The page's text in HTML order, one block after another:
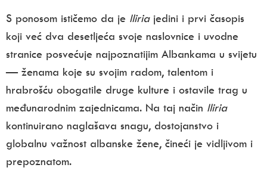
S ponosom ističemo da je Iliriajedini i prvi časopis
koji već dva desetljeća svoje naslovnice i uvodne
stranice posvećuje najpoznatijim Albankama u svijetu
— ženama koje su svojim radom, talentom i
hrabrošću obogatile druge kulture i ostavile trag u
međunarodnim zajednicama. Na taj način Iliria
kontinuirano naglašava snagu, dostojanstvo i
globalnu važnost albanske žene, čineći je vidljivom i
prepoznatom.